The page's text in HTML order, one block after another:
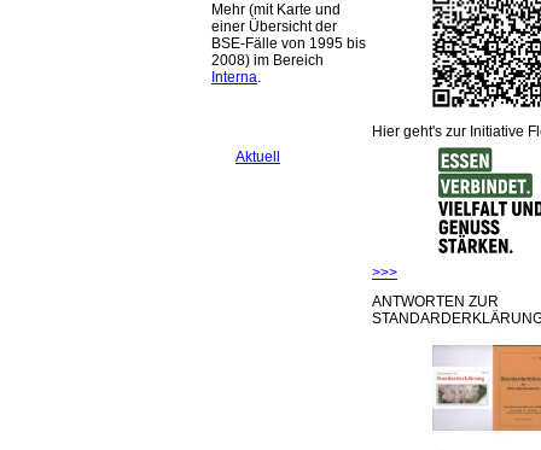
Mehr (mit Karte und
einer Übersicht der
BSE-Fälle von 1995 bis
2008) im Bereich
Interna.
Aktuell
Hier geht's zur Initiative
>>>
ANTWORTEN ZUR